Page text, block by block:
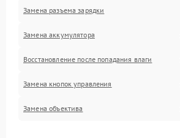
Замена разъема зарядки
Замена аккумулятора
Восстановление после попадания влаги
Замена кнопок управления
Замена объектива